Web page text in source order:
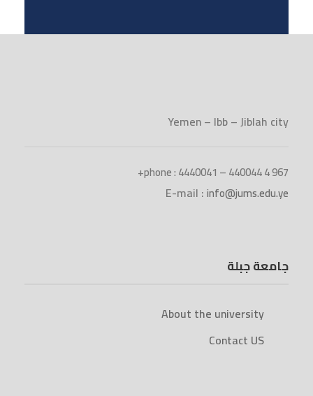
Yemen – Ibb – Jiblah city
phone : 4440041 – 440044 4 967+
E-mail :info@jums.edu.ye
جامعة جبلة
About the university
Contact US